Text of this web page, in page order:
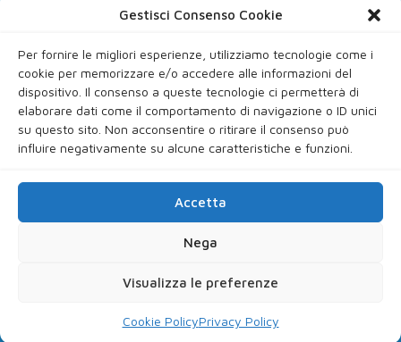
Gestisci Consenso Cookie
Per fornire le migliori esperienze, utilizziamo tecnologie come i
cookie per memorizzare e/o accedere alle informazioni del
dispositivo. Il consenso a queste tecnologie ci permetterà di
elaborare dati come il comportamento di navigazione o ID unici
su questo sito. Non acconsentire o ritirare il consenso può
influire negativamente su alcune caratteristiche e funzioni.
Accetta
Nega
Visualizza le preferenze
Cookie PolicyPrivacy Policy
Venerdì 9.00 - 17.00
Lo studio Terapie Dentali News
Torino (TO) - Tel: +39 011 3040052 | PI 12698080012